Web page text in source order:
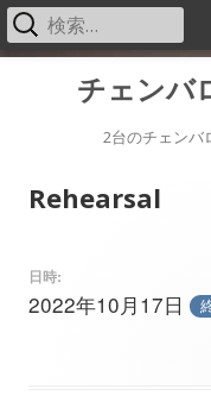
チェンバ
2台のチェンバ
メ
検
索:
Rehearsal
日時:
2022年10月17日